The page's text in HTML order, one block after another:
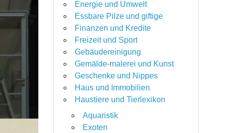
Energie und Umwelt
Essbare Pilze und giftige
Finanzen und Kredite
Freizeit und Sport
Gebäudereinigung
Gemälde-malerei und Kunst
Geschenke und Nippes
Haus und Immobilien
Haustiere und Tierlexikon
Aquaristik
Exoten